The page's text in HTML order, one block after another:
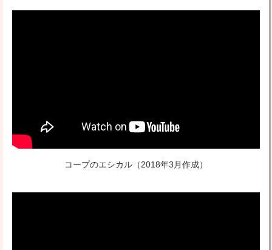
コープのエシカル （2018年3月作成）